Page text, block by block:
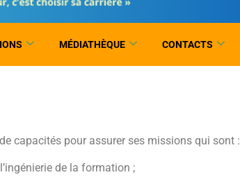
MÉDIATHÈQUE CONTACTS
capacités pour assurer ses missions qui sont :
de la formation ;